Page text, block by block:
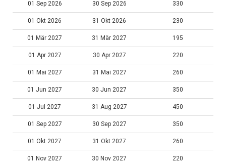
01 Sep 2026 30 Sep 2026 330
01 Okt 2026 31 Okt 2026 230
01 Mär 2027 31 Mär 2027 195
01 Apr 2027 30 Apr 2027 220
01 Mai 2027 31 Mai 2027 260
01 Jun 2027 30 Jun 2027 350
01 Jul 2027 31 Aug 2027 450
01 Sep 2027 30 Sep 2027 350
01 Okt 2027 31 Okt 2027 260
01 Nov 2027 30 Nov 2027 220